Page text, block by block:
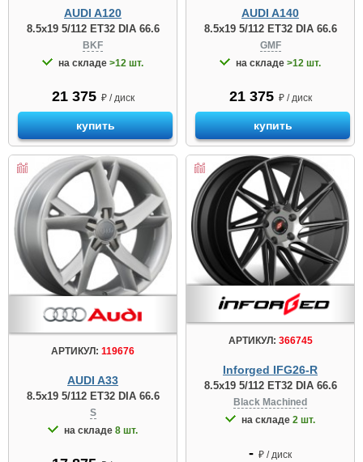
AUDI A120
8.5x19 5/112 ET32 DIA 66.6
BKF
на складе >12 шт.
21 375 ₽ / диск
купить
AUDI A140
8.5x19 5/112 ET32 DIA 66.6
GMF
на складе >12 шт.
21 375 ₽ / диск
купить
АРТИКУЛ: 119676
AUDI A33
8.5x19 5/112 ET32 DIA 66.6
S
на складе 8 шт.
АРТИКУЛ: 366745
Inforged IFG26-R
8.5x19 5/112 ET32 DIA 66.6
Black Machined
на складе 2 шт.
- ₽ / диск